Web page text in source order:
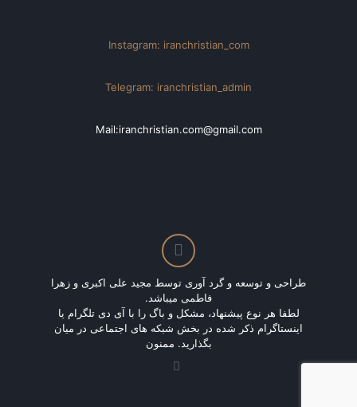
Instagram: iranchristian_com
Telegram: iranchristian_admin
Mail:iranchristian.com@gmail.com
طراحی و توسعه و گرد آوری توسط مجید علی اکبری و زهرا
فاطمی میباشد.
لطفا هر نوع پیشنهاد، مشکل و باگ را با آی دی تلگرام یا
اینستاگرام ذکر شده در بخش شبکه های اجتماعی در میان
بگذارید. ممنون